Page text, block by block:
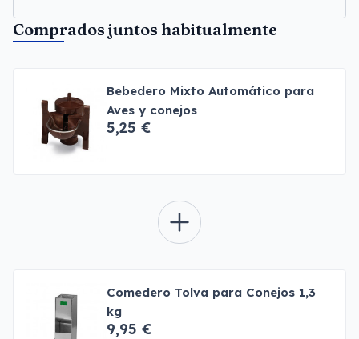
Comprados juntos habitualmente
Bebedero Mixto Automático para
Aves y conejos
5,25 €
Comedero Tolva para Conejos 1,3
kg
9,95 €